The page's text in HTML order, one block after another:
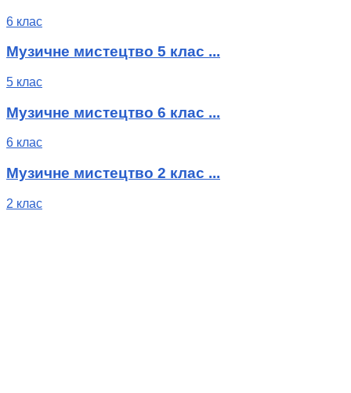
6 клас
Музичне мистецтво 5 клас ...
5 клас
Музичне мистецтво 6 клас ...
6 клас
Музичне мистецтво 2 клас ...
2 клас